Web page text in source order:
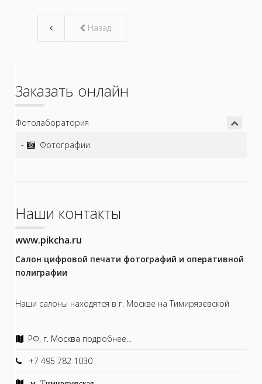
Назад
Заказать онлайн
Фотолаборатория
Фотографии
Наши контакты
www.pikcha.ru
Салон цифровой печати фотографий и оперативной
полиграфии
Наши салоны находятся в г. Москве на Тимирязевской
РФ, г. Москва подробнее...
+7 495 782 1030